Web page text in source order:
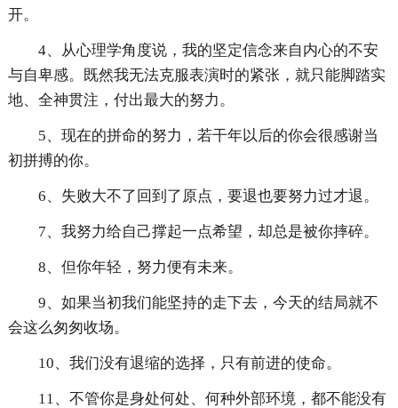
开。
4、从心理学角度说，我的坚定信念来自内心的不安
与自卑感。既然我无法克服表演时的紧张，就只能脚踏实
地、全神贯注，付出最大的努力。
5、现在的拼命的努力，若干年以后的你会很感谢当
初拼搏的你。
6、失败大不了回到了原点，要退也要努力过才退。
7、我努力给自己撑起一点希望，却总是被你摔碎。
8、但你年轻，努力便有未来。
9、如果当初我们能坚持的走下去，今天的结局就不
会这么匆匆收场。
10、我们没有退缩的选择，只有前进的使命。
11、不管你是身处何处、何种外部环境，都不能没有